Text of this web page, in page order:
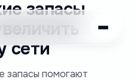
запасы
сети
запасы помогают